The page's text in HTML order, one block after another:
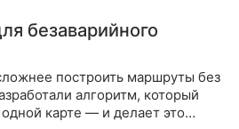
безаварийного
построить маршруты без
алгоритм, который
карте — и делает это